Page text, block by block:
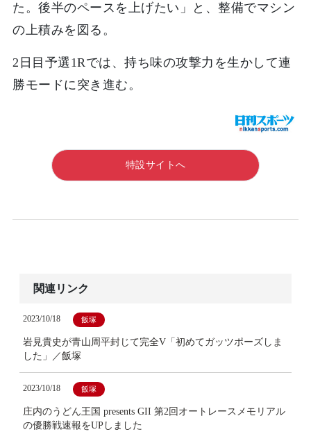
た。後半のペースを上げたい」と、整備でマシン
の上積みを図る。
2日目予選1Rでは、持ち味の攻撃力を生かして連
勝モードに突き進む。
特設サイトへ
関連リンク
2023/10/18 飯塚
岩見貴史が青山周平封じて完全V「初めてガッツポーズしま
した」／飯塚
2023/10/18 飯塚
庄内のうどん王国 presents GII 第2回オートレースメモリアル
の優勝戦速報をUPしました